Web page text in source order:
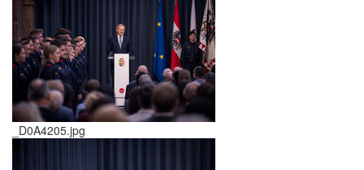
_D0A4205.jpg